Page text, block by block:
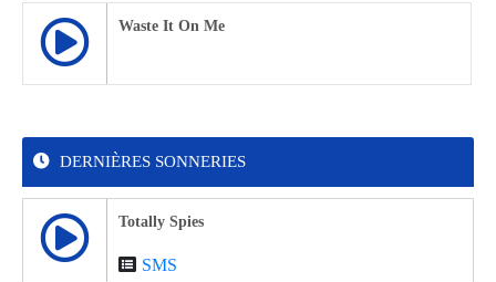
Waste It On Me
DERNIÈRES SONNERIES
Totally Spies
SMS